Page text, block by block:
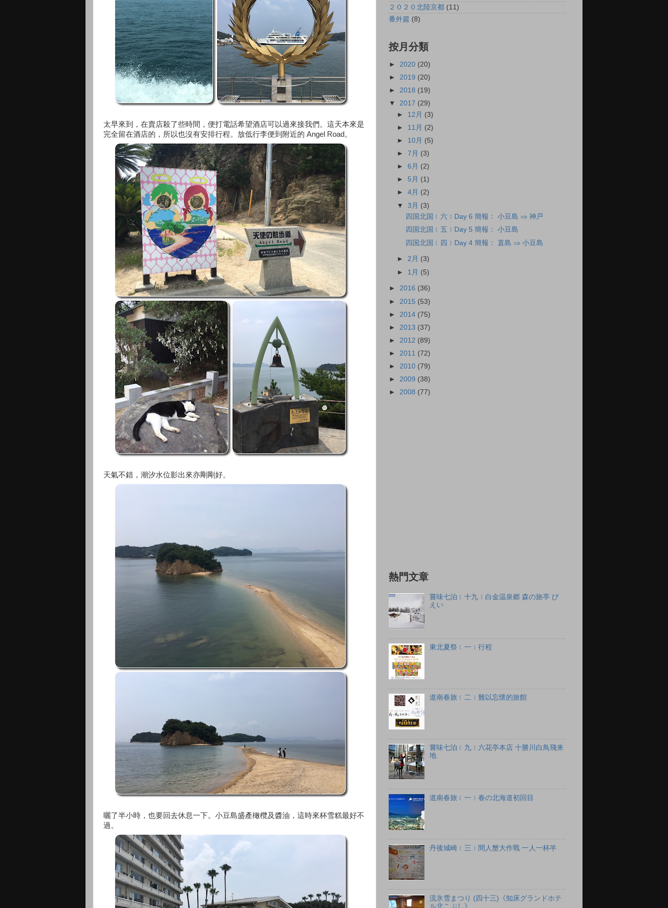
太早來到，在賣店殺了些時間，便打電話希望酒店可以過來接我們。這天本來是
完全留在酒店的，所以也沒有安排行程。放低行李便到附近的 Angel Road。
天氣不錯，潮汐水位影出來亦剛剛好。
曬了半小時，也要回去休息一下。小豆島盛產橄欖及醬油，這時來杯雪糕最好不
過。
２０２０北陸京都 (11)
番外篇 (8)
按月分類
► 2020 (20)
► 2019 (20)
► 2018 (19)
▼ 2017 (29)
► 12月 (3)
► 11月 (2)
► 10月 (5)
►7月 (3)
►6月 (2)
► 5月 (1)
►4月 (2)
▼3月 (3)
四国北国﹝六﹞Day 6 簡報： 小豆島 ⇒ 神戸
四国北国﹝五﹞Day 5 簡報： 小豆島
四国北国﹝四﹞Day 4 簡報： 直島 ⇒ 小豆島
►2月 (3)
► 1月 (5)
► 2016 (36)
► 2015 (53)
► 2014 (75)
► 2013 (37)
► 2012 (89)
► 2011 (72)
► 2010 (79)
► 2009 (38)
► 2008 (77)
熱門文章
嘗味七泊﹝十九﹞白金温泉郷 森の旅亭 び
えい
東北夏祭﹝一﹞行程
道南春旅﹝二﹞難以忘懷的旅館
嘗味七泊﹝九﹞六花亭本店 十勝川白鳥飛来
地
道南春旅﹝一﹞春の北海道初回目
丹後城崎﹝三﹞間人蟹大作戰 一人一杯半
流氷雪まつり (四十三)《知床グランドホテ
ル北こぶし》